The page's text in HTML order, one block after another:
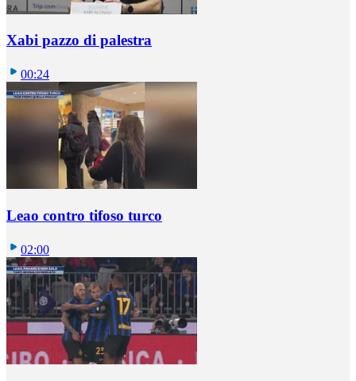
Xabi pazzo di palestra
00:24
Leao contro tifoso turco
02:00